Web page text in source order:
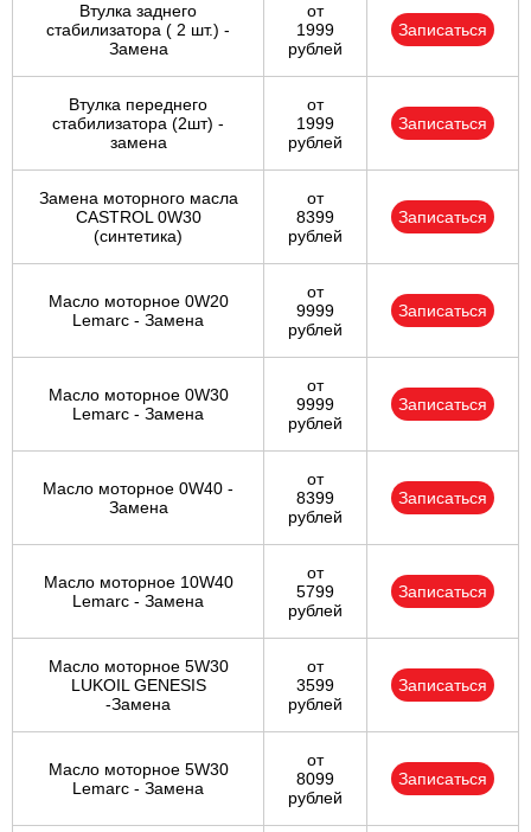
Втулка заднего
стабилизатора ( 2 шт.) -
Замена
от
1999
рублей
Записаться
Втулка переднего
стабилизатора (2шт) -
замена
от
1999
рублей
Записаться
Замена моторного масла
CASTROL 0W30
(синтетика)
от
8399
рублей
Записаться
Масло моторное 0W20
Lemarc - Замена
от
9999
рублей
Записаться
Масло моторное 0W30
Lemarc - Замена
от
9999
рублей
Записаться
Масло моторное 0W40 -
Замена
от
8399
рублей
Записаться
Масло моторное 10W40
Lemarc - Замена
от
5799
рублей
Записаться
Масло моторное 5W30
LUKOIL GENESIS
-Замена
от
3599
рублей
Записаться
Масло моторное 5W30
Lemarc - Замена
от
8099
рублей
Записаться